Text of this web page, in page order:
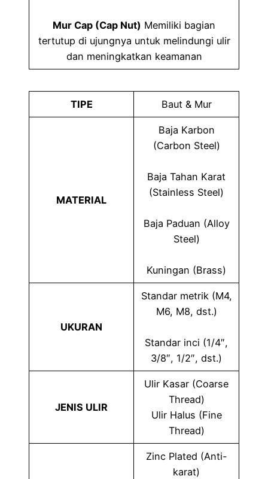
Mur Cap (Cap Nut) Memiliki bagian
tertutup di ujungnya untuk melindungi ulir
dan meningkatkan keamanan
TIPE Baut & Mur
MATERIAL
Baja Karbon
(Carbon Steel)
Baja Tahan Karat
(Stainless Steel)
Baja Paduan (Alloy
Steel)
Kuningan (Brass)
UKURAN
Standar metrik (M4,
M6, M8, dst.)
Standar inci (1/4″,
3/8″, 1/2″, dst.)
JENIS ULIR
Ulir Kasar (Coarse
Thread)
Ulir Halus (Fine
Thread)
Zinc Plated (Anti-
karat)